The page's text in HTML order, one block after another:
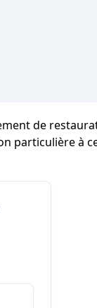
de
particulière à